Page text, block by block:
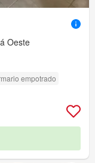
Oeste
empotrado